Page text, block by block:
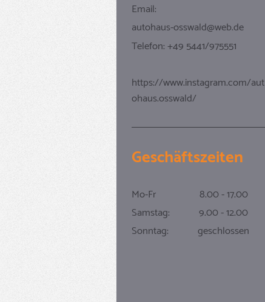
Email:
autohaus-osswald@web.de
Telefon: +49 5441/975551
https://www.instagram.com/aut
ohaus.osswald/
Geschäftszeiten
Mo-Fr 8.00 - 17.00
Samstag: 9.00 - 12.00
Sonntag: geschlossen